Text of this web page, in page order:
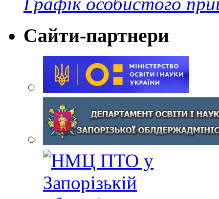
Сайти-партнери